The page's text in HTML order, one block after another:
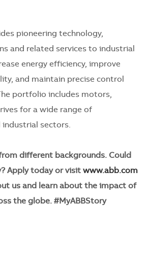
pioneering technology,
and related services to industrial
energy efficiency, improve
and maintain precise control
portfolio includes motors,
for a wide range of
sectors.
different backgrounds. Could
Apply today or visit www.abb.com
us and learn about the impact of
the globe. #MyABBStory